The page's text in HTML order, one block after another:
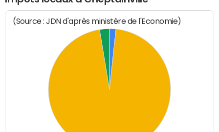
(Source : JDN d'après ministère de l'Economie)